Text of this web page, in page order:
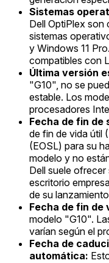
Sistemas
Dell OptiPlex son
sistemas
y Windows 11
compatibles con
Última versión
"G10", no se
estable. Los
procesadores
Fecha de fin de
de fin de vida útil
(EOSL) para su
modelo y no
Dell suele
escritorio
de su
Fecha de fin de
modelo "G10".
varían según el
Fecha de
automática: